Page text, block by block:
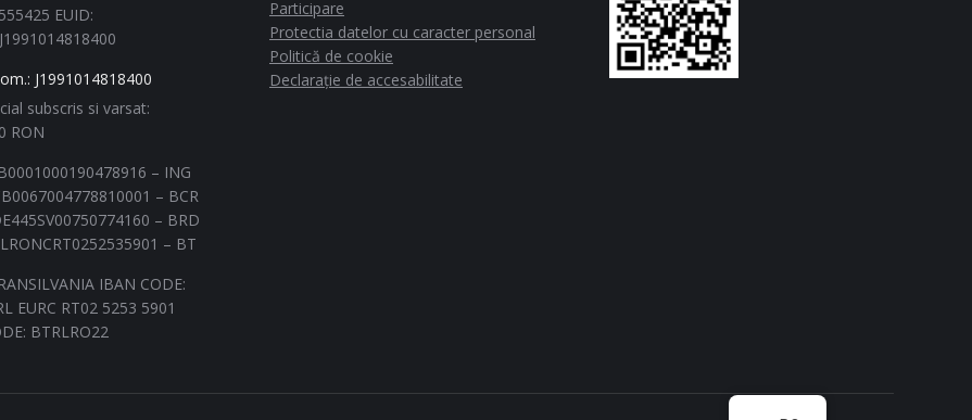
EUID:
J1991014818400
subscris si varsat:
RON
– ING
– BCR
– BRD
– BT
IBAN CODE:
EURC RT02 5253 5901
BTRLRO22
Participare
Protectia datelor cu caracter personal
Politică de cookie
Declarație de accesabilitate